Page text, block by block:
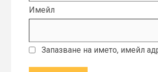
Имейл
Запазване на името, имейл